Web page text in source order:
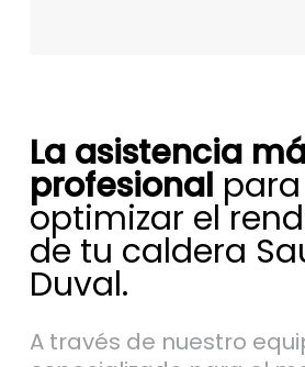
La asistencia
profesional para
optimizar el
de tu caldera
Duval.
A través de nuestro